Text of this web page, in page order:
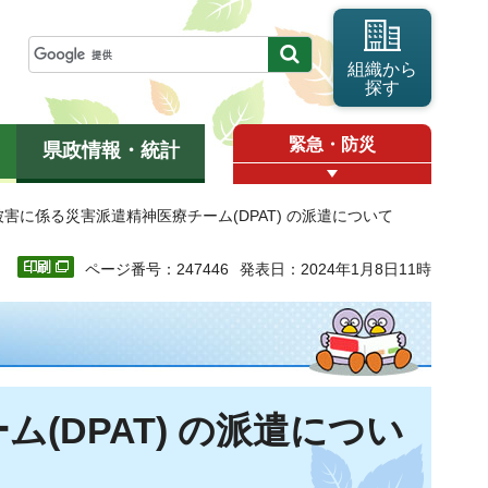
組織から
探す
県政情報・統計 緊急・防災
に係る災害派遣精神医療チーム(DPAT) の派遣について
ページ番号：247446 発表日：2024年1月8日11時
(DPAT) の派遣につい